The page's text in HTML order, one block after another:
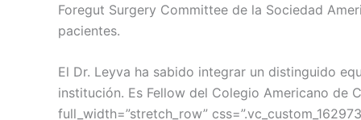
Foregut Surgery Committee de la Sociedad
pacientes.
El Dr. Leyva ha sabido integrar un distinguido
institución. Es Fellow del Colegio Americano
full_width=”stretch_row”